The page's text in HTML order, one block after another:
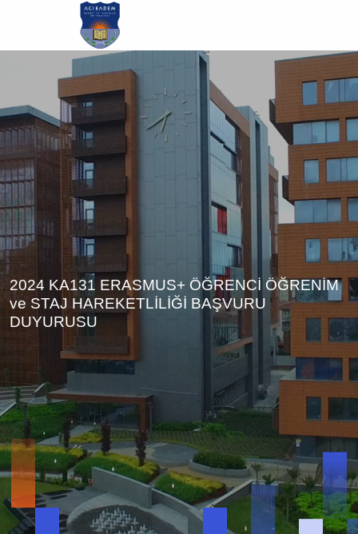
atla
2024 KA131 ERASMUS+ ÖĞRENCİ ÖĞRENİM
ve STAJ HAREKETLİLİĞİ BAŞVURU
DUYURUSU